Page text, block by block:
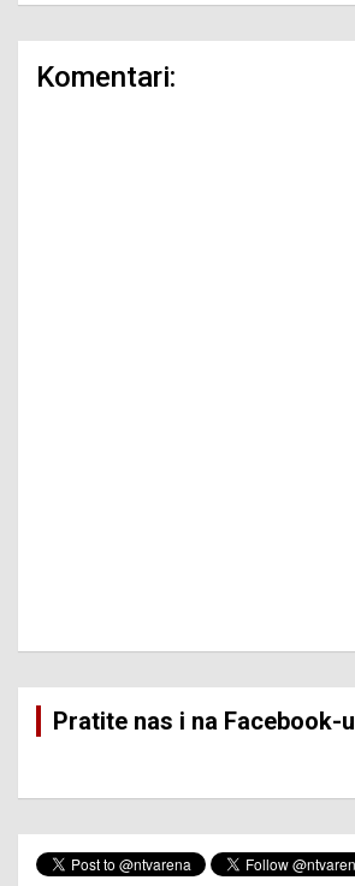
Komentari:
Pratite nas i na Facebook-u